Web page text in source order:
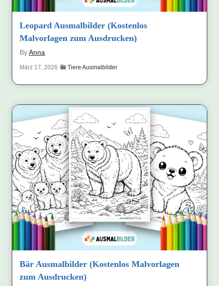
Leopard Ausmalbilder (Kostenlos
Malvorlagen zum Ausdrucken)
ByAnna
März 17, 2026 Tiere Ausmalbilder
Bär Ausmalbilder (Kostenlos Malvorlagen
zum Ausdrucken)